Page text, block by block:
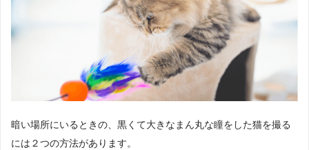
暗い場所にいるときの、黒くて大きなまん丸な瞳をした猫を撮る
には２つの方法があります。